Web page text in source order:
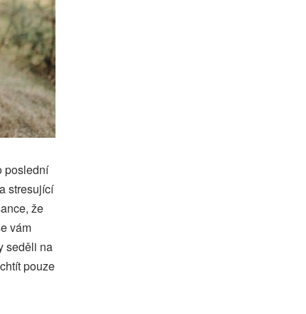
poslední
stresující
že
vám
seděli na
pouze